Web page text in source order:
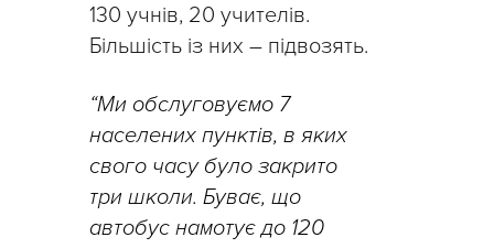
130 учнів, 20 учителів.
Більшість із них – підвозять.
“Ми обслуговуємо 7
населених пунктів, в яких
свого часу було закрито
три школи. Буває, що
автобус намотує до 120